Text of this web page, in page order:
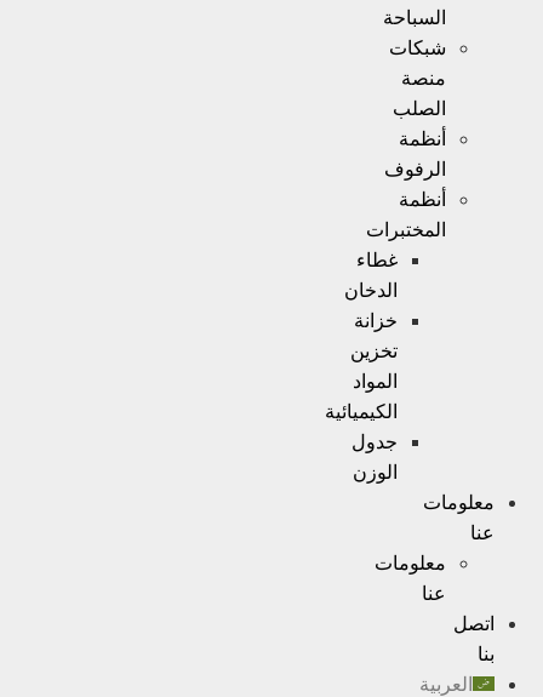
السباحة
شبكات
منصة
الصلب
أنظمة
الرفوف
أنظمة
المختبرات
غطاء
الدخان
خزانة
تخزين
المواد
الكيميائية
جدول
الوزن
معلومات
عنا
معلومات
عنا
اتصل
بنا
العربية